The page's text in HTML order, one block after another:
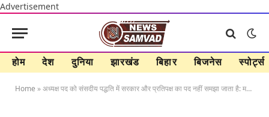
Advertisement
होम देश दुनिया झारखंड बिहार बिजनेस स्पोर्ट्स
Home »अध्यक्ष पद को संसदीय पद्धति में सरकार और प्रतिपक्ष का पद नहीं समझा जाता है: महतो